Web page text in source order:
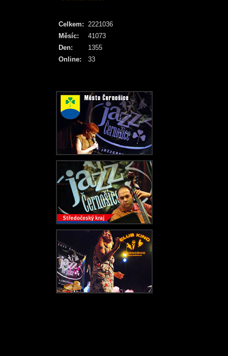
Online: 33
Celkem: 2221036
Měsíc:
41073
Den:
1355